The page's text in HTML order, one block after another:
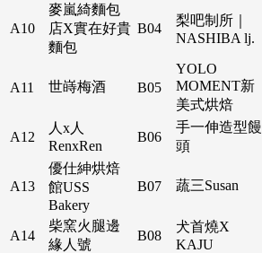
A10
麥嵐綺麵包
店X實在好貴
麵包
B04
梨吧制所｜
NASHIBA lj.
A11 世嵵梅酒 B05
YOLO
MOMENT新
美式烘焙
A12
人x人
RenxRen
B06
手一伸造型饅
頭
A13
優仕紳烘焙
館USS
Bakery
B07 蔬三Susan
A14
柴窯火腿邊
緣人號
B08
犬首燒X
KAJU